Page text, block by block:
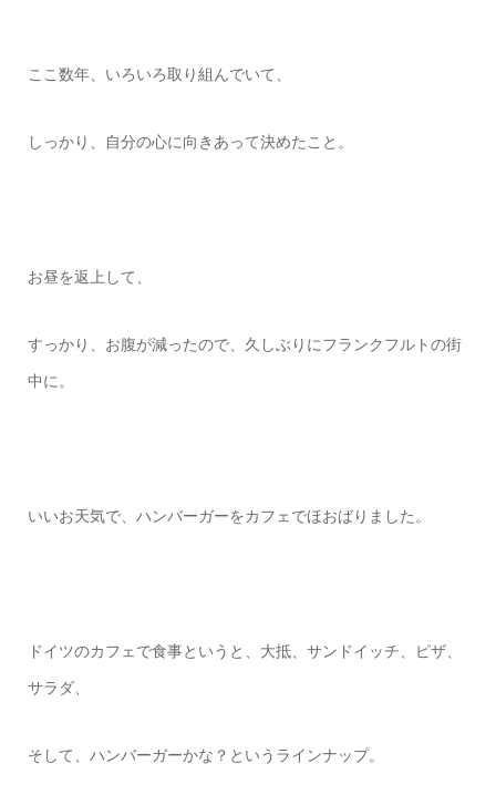
ここ数年、いろいろ取り組んでいて、
しっかり、自分の心に向きあって決めたこと。
お昼を返上して、
すっかり、お腹が減ったので、久しぶりにフランクフルトの街
中に。
いいお天気で、ハンバーガーをカフェでほおばりました。
ドイツのカフェで食事というと、大抵、サンドイッチ、ピザ、
サラダ、
そして、ハンバーガーかな？というラインナップ。